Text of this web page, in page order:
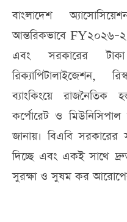
বাংলাদেশ
আন্তরিকভাবে
এবং সরকারের
রিক্যাপিটালাইজেশন,
ব্যাংকিংয়ে রাজনৈতিক
কর্পোরেট ও
জানায়। বিএবি সরকারের
দিচ্ছে এবং একই সাথে
সুরক্ষা ও সুষম কর আরোপের